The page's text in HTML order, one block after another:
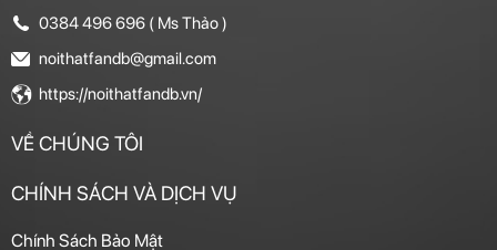
0384 496 696 ( Ms Thảo )
noithatfandb@gmail.com
https://noithatfandb.vn/
VỀ CHÚNG TÔI
CHÍNH SÁCH VÀ DỊCH VỤ
Chính Sách Bảo Mật